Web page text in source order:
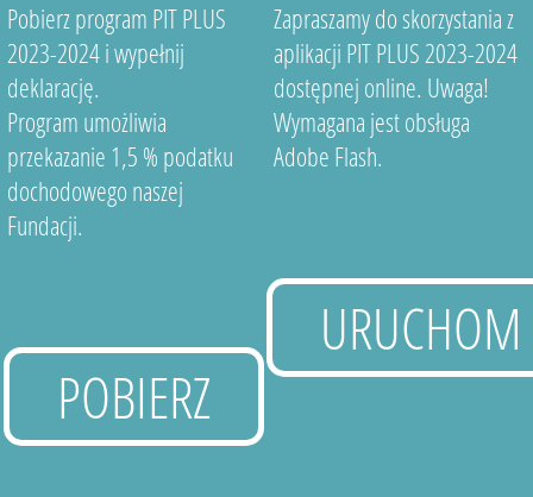
Pobierz program PIT PLUS
2023-2024 i wypełnij
deklarację.
Program umożliwia
przekazanie 1,5 % podatku
dochodowego naszej
Fundacji.
POBIERZ
Zapraszamy do skorzystania z
aplikacji PIT PLUS 2023-2024
dostępnej online. Uwaga!
Wymagana jest obsługa
Adobe Flash.
URUCHOM